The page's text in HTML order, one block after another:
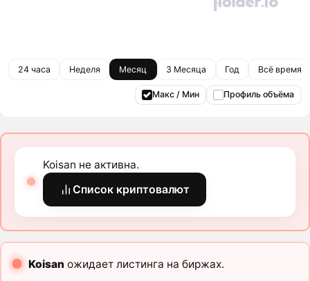
24 часа Неделя Месяц 3 Месяца Год Всё время
Макс / Мин Профиль объёма
Koisan не активна.
Список криптовалют
Koisan ожидает листинга на биржах.